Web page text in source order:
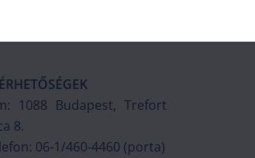
1088 Budapest, Trefort
8.
06-1/460-4460 (porta)